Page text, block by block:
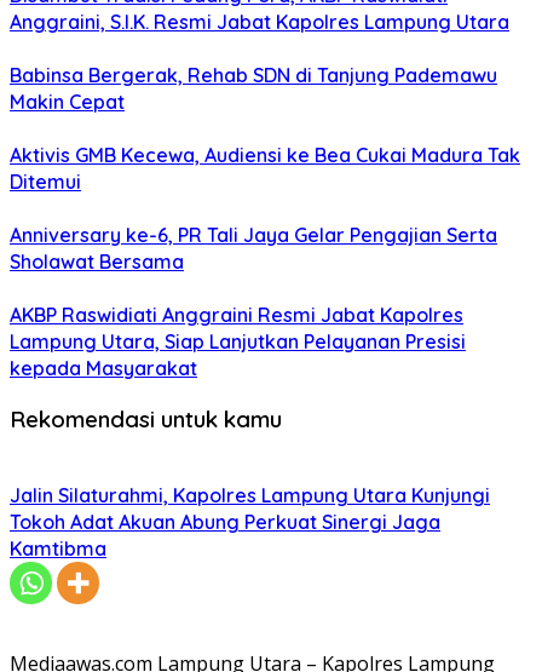
Anggraini, S.I.K. Resmi Jabat Kapolres Lampung Utara
Babinsa Bergerak, Rehab SDN di Tanjung Pademawu
Makin Cepat
Aktivis GMB Kecewa, Audiensi ke Bea Cukai Madura Tak
Ditemui
Anniversary ke-6, PR Tali Jaya Gelar Pengajian Serta
Sholawat Bersama
AKBP Raswidiati Anggraini Resmi Jabat Kapolres
Lampung Utara, Siap Lanjutkan Pelayanan Presisi
kepada Masyarakat
Rekomendasi untuk kamu
Jalin Silaturahmi, Kapolres Lampung Utara Kunjungi
Tokoh Adat Akuan Abung Perkuat Sinergi Jaga
Kamtibma
Mediaawas.com Lampung Utara – Kapolres Lampung